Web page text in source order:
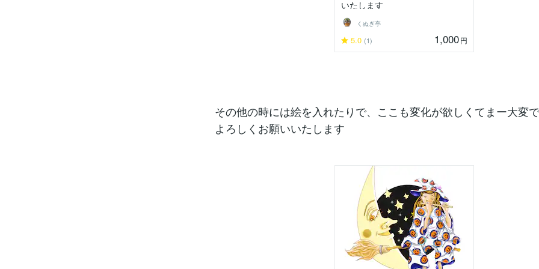
いたします
くぬぎ亭
5.0 (1) 1,000円
その他の時には絵を入れたりで、ここも変化が欲しくてまー大
よろしくお願いいたします